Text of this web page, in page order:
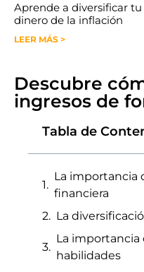
Aprende a diversificar
dinero de la inflación
LEER MÁS >
Descubre
ingresos de
Tabla de
La importancia
financiera
La
La importancia
habilidades